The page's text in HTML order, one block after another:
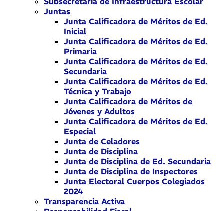
Juntas
Junta Calificadora de Méritos de Ed.
Inicial
Junta Calificadora de Méritos de Ed.
Primaria
Junta Calificadora de Méritos de Ed.
Secundaria
Junta Calificadora de Méritos de Ed.
Técnica y Trabajo
Junta Calificadora de Méritos de
Jóvenes y Adultos
Junta Calificadora de Méritos de Ed.
Especial
Junta de Celadores
Junta de Disciplina
Junta de Disciplina de Ed. Secundaria
Junta de Disciplina de Inspectores
Junta Electoral Cuerpos Colegiados
2024
Transparencia Activa